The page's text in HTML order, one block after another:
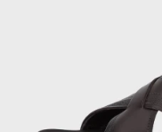
костюми